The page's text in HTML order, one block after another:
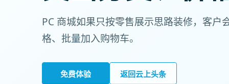
PC 商城如果只按零售展示思路装修，客
格、批量加入购物车。
免费体验 返回云上头条